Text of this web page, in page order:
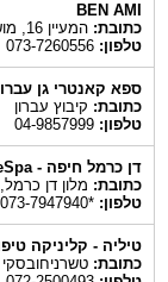
BEN AMI
כתובת:המעיין 16, מושב בן עמי
טלפון:073-7260556
ספא קאנטרי גן עברון
כתובת:קיבוץ עברון
טלפון:04-9857999
דן כרמל חיפה - ShareSpa
כתובת:מלון דן כרמל,
טלפון:*8921,073-7947940
טיליה - קליניקה
כתובת:טשרניחובסקי 35, חיפה